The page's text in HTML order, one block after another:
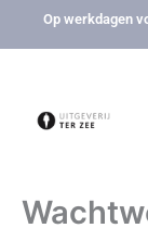
Op werkdagen